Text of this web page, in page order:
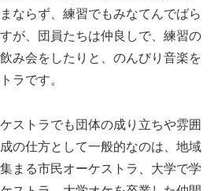
ならず、練習でもみなてんでばら
が、団員たちは仲良しで、練習の
み会をしたりと、のんびり音楽を
ラです。
ストラでも団体の成り立ちや雰囲
の仕方として一般的なのは、地域
まる市民オーケストラ、大学で学